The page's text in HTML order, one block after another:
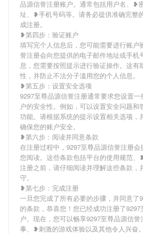
品源信誉注册账户。通常包括用户名、❥
址、❥手机号码等。请务必提供准确完整
成注册。
❥第四步：验证账户
填写完个人信息后，您可能需要进行账户
誉注册会向您提供的电子邮件地址或手机
息，您需要按照提示进行验证操作。这有
性，并防止不法分子滥用您的个人信息。
❥第五步：设置安全选项
9297至尊品源信誉注册通常要求您设置
户的安全性。例如，可以设置安全问题和
功能。请根据系统的提示设置相关选项，
确保您的账户安全。
❥第六步：阅读并同意条款
在注册过程中，9297至尊品源信誉注册
您阅读。这些条款包括平台的使用规范
注册之前，请仔细阅读并理解这些条款，
守。
❥第七步：完成注册
一旦您完成了所有必要的步骤，并同意了
的条款，恭喜您！您已经成功注册了
户。现在，您可以畅享9297至尊品源信
事、❥刺激的游戏体验以及其他令人兴奋。